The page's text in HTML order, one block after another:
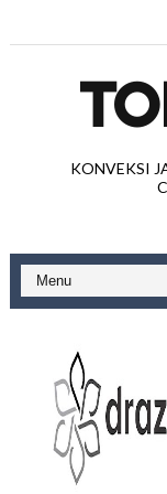
KONVEKSI